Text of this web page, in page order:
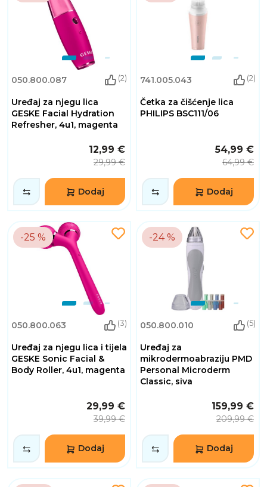
050.800.087 (2)
Uređaj za njegu lica
GESKE Facial Hydration
Refresher, 4u1, magenta
12,99 €
29,99 €
Dodaj
741.005.043 (2)
Četka za čišćenje lica
PHILIPS BSC111/06
54,99 €
64,99 €
Dodaj
-25 %
050.800.063 (3)
Uređaj za njegu lica i tijela
GESKE Sonic Facial &
Body Roller, 4u1, magenta
29,99 €
39,99 €
Dodaj
-24 %
050.800.010 (5)
Uređaj za
mikrodermoabraziju PMD
Personal Microderm
Classic, siva
159,99 €
209,99 €
Dodaj